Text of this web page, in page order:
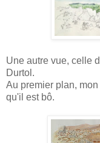
Une autre vue, celle
Durtol.
Au premier plan,
qu'il est bô.